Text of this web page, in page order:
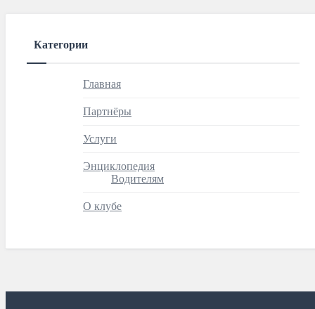
Категории
Главная
Партнёры
Услуги
Энциклопедия
Водителям
О клубе